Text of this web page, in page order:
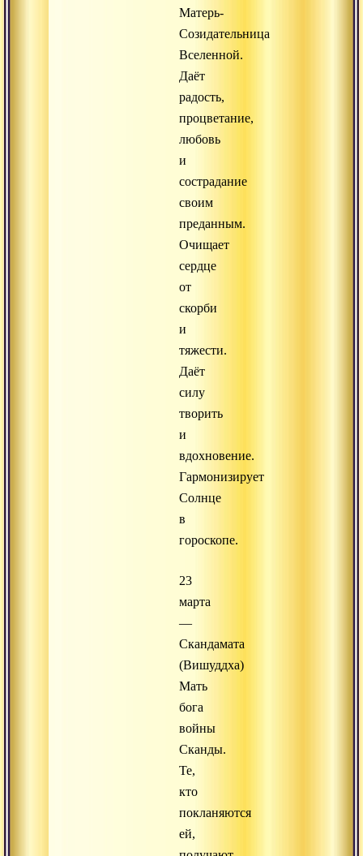
Матерь-
Созидательница
Вселенной.
Даёт
радость,
процветание,
любовь
и
сострадание
своим
преданным.
Очищает
сердце
от
скорби
и
тяжести.
Даёт
силу
творить
и
вдохновение.
Гармонизирует
Солнце
в
гороскопе.
23
марта
—
Скандамата
(Вишуддха)
Мать
бога
войны
Сканды.
Те,
кто
покланяются
ей,